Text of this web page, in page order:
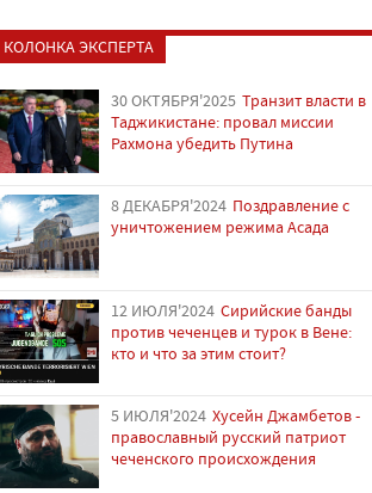
КОЛОНКА ЭКСПЕРТА
30 ОКТЯБРЯ'2025 Транзит власти в
Таджикистане: провал миссии
Рахмона убедить Путина
8 ДЕКАБРЯ'2024 Поздравление с
уничтожением режима Асада
12 ИЮЛЯ'2024 Сирийские банды
против чеченцев и турок в Вене:
кто и что за этим стоит?
5 ИЮЛЯ'2024 Хусейн Джамбетов -
православный русский патриот
чеченского происхождения